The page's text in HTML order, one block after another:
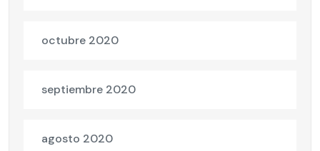
octubre 2020
septiembre 2020
agosto 2020